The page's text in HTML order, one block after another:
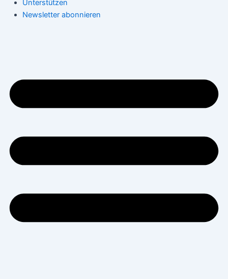
Unterstützen
Newsletter abonnieren